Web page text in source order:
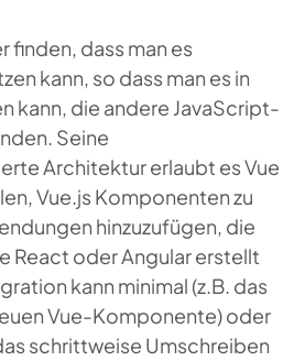
finden, dass man es
kann, so dass man es in
kann, die andere JavaScript-
Seine
Architektur erlaubt es Vue
Vue.js Komponenten zu
hinzuzufügen, die
React oder Angular erstellt
kann minimal (z.B. das
Vue-Komponente) oder
schrittweise Umschreiben